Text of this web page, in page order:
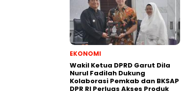
EKONOMI
Wakil Ketua DPRD Garut Dila
Nurul Fadilah Dukung
Kolaborasi Pemkab dan BKSAP
DPR RI Perluas Akses Produk